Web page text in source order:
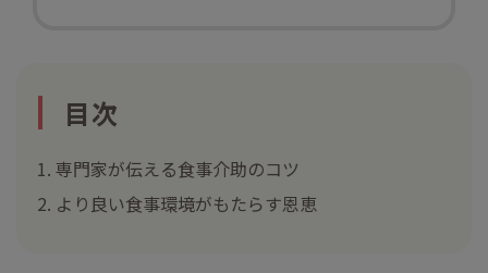
目次
専門家が伝える食事介助のコツ
より良い食事環境がもたらす恩恵